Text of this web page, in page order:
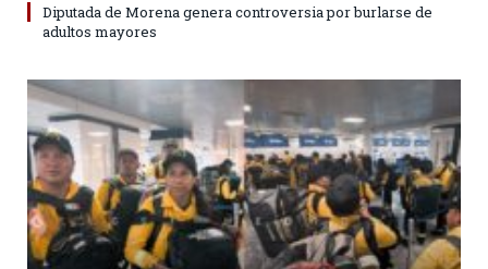
Diputada de Morena genera controversia por burlarse de
adultos mayores